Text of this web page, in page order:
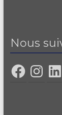
Nous